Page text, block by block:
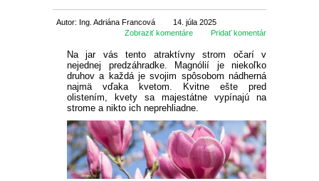
SEMENÁ BYLINIEK
KVETOV
DVOJROČKY
SEMENÁ LETNIČIEK
SEMENÁ STROMOV
CIBUĽOVINY
NARCISY
SKALKOVÉ
VYŠŠIE
TULIPÁNY
SKALKOVÉ
ŠAFRANY
LETNÉ CIBUĽOVINY
ĽALIE
NÍZKE ĽALIE
KORNÚTOVKY
ROZMANITÉ CIBUĽOVINY
KOSATCE
BALKÓNOVÉ
MUŠKÁTY
ANGLICKÉ MUŠKÁTY
MUŠKÁTY PREVISLÉ
PETÚNIE
DROBNOKVETÉ PETÚNIE
FUCHSIE
OKRASNÉ
IHLIČNANY
TUJE
LISTNATÉ STROMY
ÚŽITKOVÉ
JAHODY
TIPY
Autor: Ing. Adriána Francová
14. júla 2025
Pridať komentár
Zobraziť komentáre
Na jar vás tento atraktívny strom očarí v
nejednej predzáhradke. Magnólií je niekoľko
druhov a každá je svojim spôsobom nádherná
najmä vďaka kvetom. Kvitne ešte pred
olistením, kvety sa majestátne vypínajú na
strome a nikto ich neprehliadne.